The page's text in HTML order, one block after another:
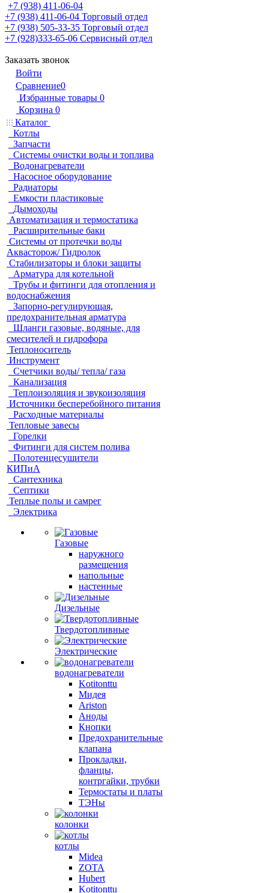
+7 (938) 411-06-04
+7 (938) 411-06-04 Торговый отдел
+7 (938) 505-33-35 Торговый отдел
+7 (928)333-65-06 Сервисный отдел
Заказать звонок
Войти
Сравнение0
Избранные товары 0
Корзина 0
Каталог
Котлы
Запчасти
Системы очистки воды и топлива
Водонагреватели
Насосное оборудование
Радиаторы
Емкости пластиковые
Дымоходы
Автоматизация и термостатика
Расширительные баки
Системы от протечки воды
Аквасторож/ Гидролок
Стабилизаторы и блоки защиты
Арматура для котельной
Трубы и фитинги для отопления и
водоснабжения
Запорно-регулирующая,
предохранительная арматура
Шланги газовые, водяные, для
смесителей и гидрофора
Теплоноситель
Инструмент
Счетчики воды/ тепла/ газа
Канализация
Теплоизоляция и звукоизоляция
Источники бесперебойного питания
Расходные материалы
Тепловые завесы
Горелки
Фитинги для систем полива
Полотенцесушители
КИПиА
Сантехника
Септики
Теплые полы и самрег
Электрика
Газовые
наружного
размещения
напольные
настенные
Дизельные
Твердотопливные
Электрические
водонагреватели
Kotitonttu
Мидея
Ariston
Аноды
Кнопки
Предохранительные
клапана
Прокладки,
фланцы,
контргайки, трубки
Термостаты и платы
ТЭНы
колонки
котлы
Midea
ZOTA
Hubert
Kotitonttu